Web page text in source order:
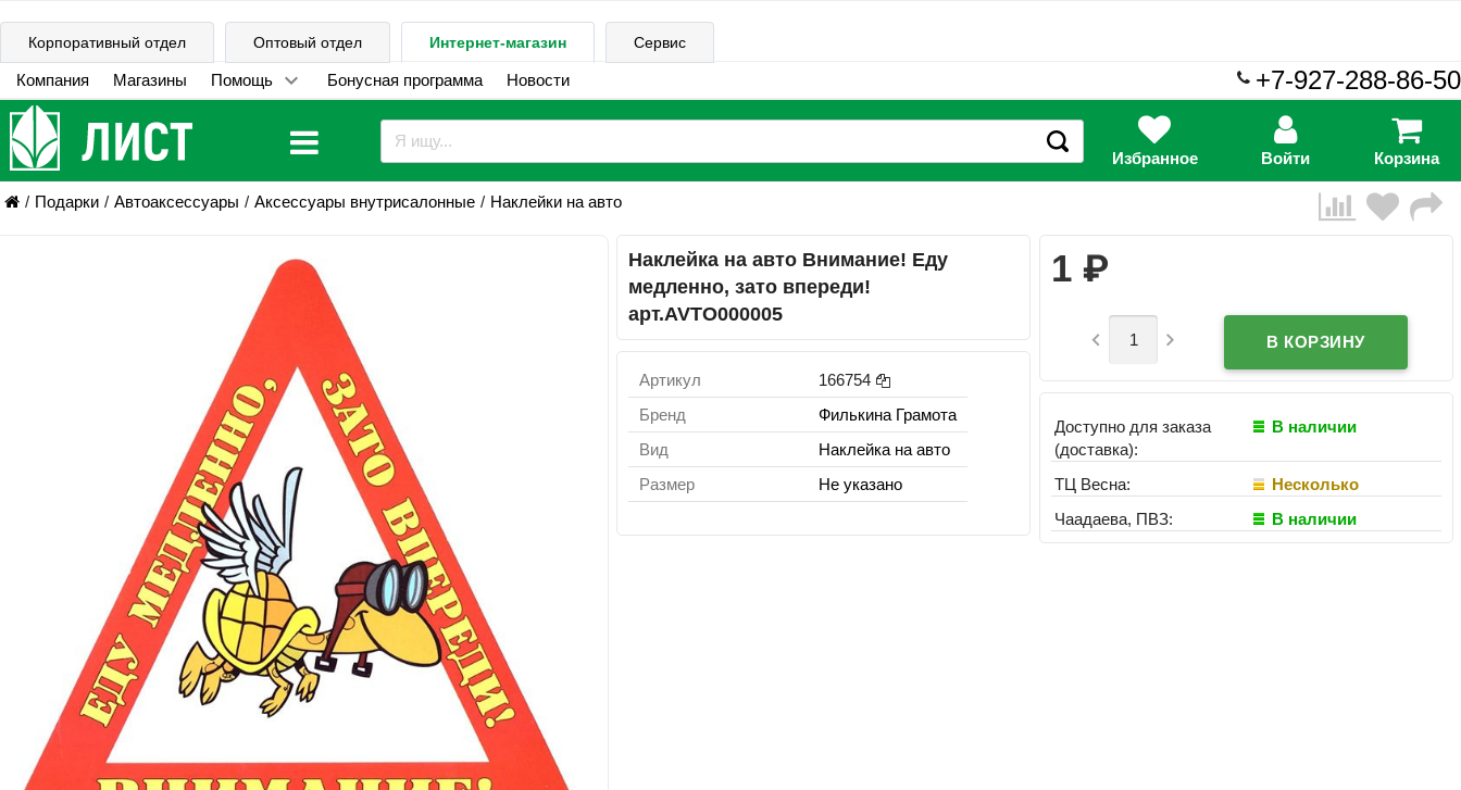
Корпоративный отдел Оптовый отдел Интернет-магазин Сервис
Компания Магазины Помощь Бонусная программа Новости +7-927-288-86-50
Избранное Войти Корзина
Подарки Автоаксессуары Аксессуары внутрисалонные Наклейки на авто
Наклейка на авто Внимание! Еду
медленно, зато впереди!
арт.AVTO000005
Артикул
166754
Бренд
Филькина Грамота
Вид
Наклейка на авто
Размер
Не указано
1 ₽
 
Доступно для заказа
(доставка):
В наличии
ТЦ Весна:
Несколько
Чаадаева, ПВЗ:
В наличии